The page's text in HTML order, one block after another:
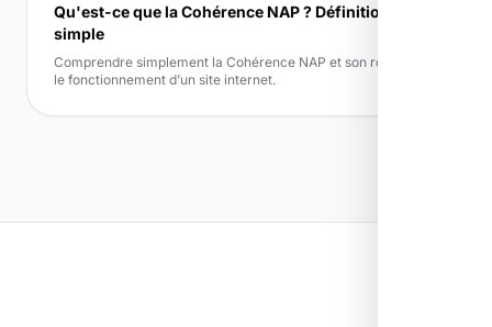
Qu'est-ce que la Cohérence NAP ? Définition
simple
Comprendre simplement la Cohérence NAP et son rôle dans
le fonctionnement d’un site internet.